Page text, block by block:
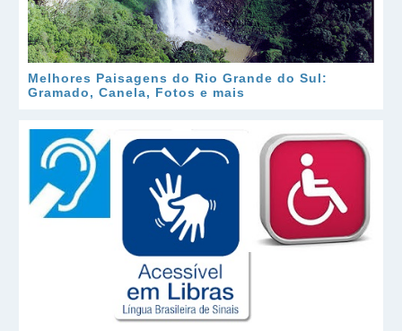
Melhores Paisagens do Rio Grande do Sul:
Gramado, Canela, Fotos e mais